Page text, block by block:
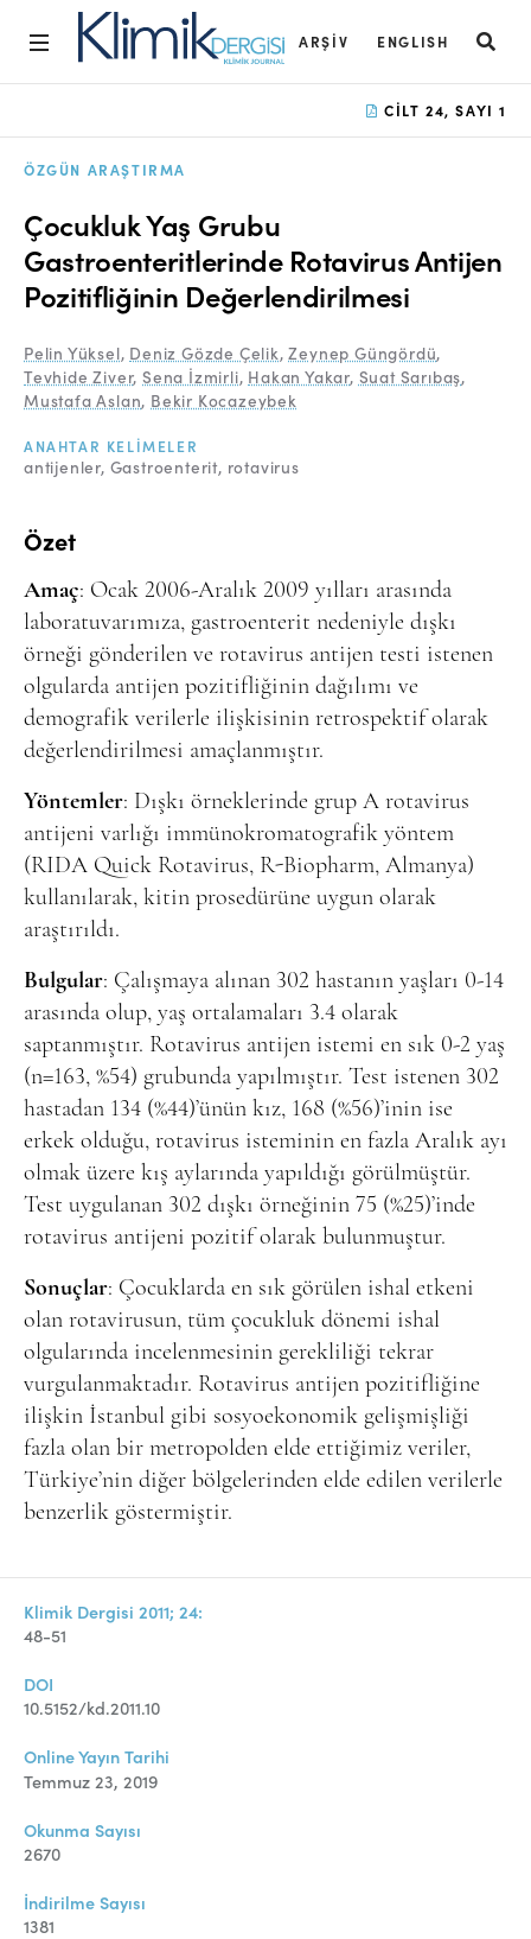
ARŞIV ENGLISH
Arşiv
Açık Erişim İlkesi
Yayın Kurulu
Etik İlkeler
Editoryal Süreç
Danışmanlık Süreci
Online Makale Gönderimi
Dizinler
Telif Hakları
İletişim
FACEBOOK TWITTER
CILT 24, SAYI 1
ÖZGÜN ARAŞTIRMA
Çocukluk Yaş Grubu
Gastroenteritlerinde Rotavirus Antijen
Pozitifliğinin Değerlendirilmesi
Pelin Yüksel, Deniz Gözde Çelik,Zeynep Güngördü,
Tevhide Ziver,Sena İzmirli, Hakan Yakar, Suat Sarıbaş,
Mustafa Aslan, Bekir Kocazeybek
ANAHTAR KELIMELER
antijenler Gastroenterit rotavirus
Özet
Amaç: Ocak 2006-Aralık 2009 yılları arasında
laboratuvarımıza, gastroenterit nedeniyle dışkı
örneği gönderilen ve rotavirus antijen testi istenen
olgularda antijen pozitifliğinin dağılımı ve
demografik verilerle ilişkisinin retrospektif olarak
değerlendirilmesi amaçlanmıştır.
Yöntemler: Dışkı örneklerinde grup A rotavirus
antijeni varlığı immünokromatografik yöntem
(RIDA Quick Rotavirus, R-Biopharm, Almanya)
kullanılarak, kitin prosedürüne uygun olarak
araştırıldı.
Bulgular: Çalışmaya alınan 302 hastanın yaşları 0-14
arasında olup, yaş ortalamaları 3.4 olarak
saptanmıştır. Rotavirus antijen istemi en sık 0-2 yaş
(n=163, %54) grubunda yapılmıştır. Test istenen 302
hastadan 134 (%44)’ünün kız, 168 (%56)’inin ise
erkek olduğu, rotavirus isteminin en fazla Aralık ayı
olmak üzere kış aylarında yapıldığı görülmüştür.
Test uygulanan 302 dışkı örneğinin 75 (%25)’inde
rotavirus antijeni pozitif olarak bulunmuştur.
Sonuçlar: Çocuklarda en sık görülen ishal etkeni
olan rotavirusun, tüm çocukluk dönemi ishal
olgularında incelenmesinin gerekliliği tekrar
vurgulanmaktadır. Rotavirus antijen pozitifliğine
ilişkin İstanbul gibi sosyoekonomik gelişmişliği
fazla olan bir metropolden elde ettiğimiz veriler,
Türkiye’nin diğer bölgelerinden elde edilen verilerle
benzerlik göstermiştir.
Klimik Dergisi 2011; 24:
48-51
DOI
10.5152/kd.2011.10
Online Yayın Tarihi
Temmuz 23, 2019
Okunma Sayısı
2670
İndirilme Sayısı
1381